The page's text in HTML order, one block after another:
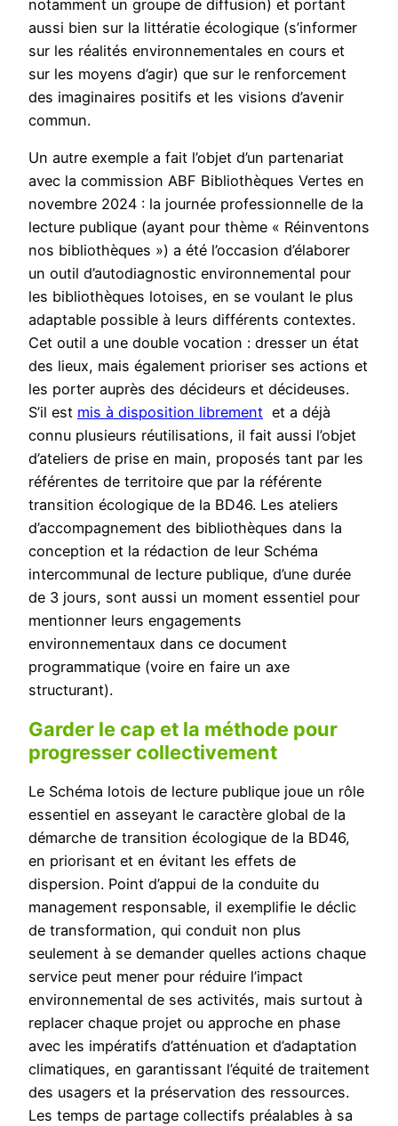
notamment un groupe de diffusion) et portant
aussi bien sur la littératie écologique (s’informer
sur les réalités environnementales en cours et
sur les moyens d’agir) que sur le renforcement
des imaginaires positifs et les visions d’avenir
commun.
Un autre exemple a fait l’objet d’un partenariat
avec la commission ABF Bibliothèques Vertes en
novembre 2024 : la journée professionnelle de la
lecture publique (ayant pour thème « Réinventons
nos bibliothèques ») a été l’occasion d’élaborer
un outil d’autodiagnostic environnemental pour
les bibliothèques lotoises, en se voulant le plus
adaptable possible à leurs différents contextes.
Cet outil a une double vocation : dresser un état
des lieux, mais également prioriser ses actions et
les porter auprès des décideurs et décideuses.
S’il est mis à disposition librement et a déjà
connu plusieurs réutilisations, il fait aussi l’objet
d’ateliers de prise en main, proposés tant par les
référentes de territoire que par la référente
transition écologique de la BD46. Les ateliers
d’accompagnement des bibliothèques dans la
conception et la rédaction de leur Schéma
intercommunal de lecture publique, d’une durée
de 3 jours, sont aussi un moment essentiel pour
mentionner leurs engagements
environnementaux dans ce document
programmatique (voire en faire un axe
structurant).
Garder le cap et la méthode pour
progresser collectivement
Le Schéma lotois de lecture publique joue un rôle
essentiel en asseyant le caractère global de la
démarche de transition écologique de la BD46,
en priorisant et en évitant les effets de
dispersion. Point d’appui de la conduite du
management responsable, il exemplifie le déclic
de transformation, qui conduit non plus
seulement à se demander quelles actions chaque
service peut mener pour réduire l’impact
environnemental de ses activités, mais surtout à
replacer chaque projet ou approche en phase
avec les impératifs d’atténuation et d’adaptation
climatiques, en garantissant l’équité de traitement
des usagers et la préservation des ressources.
Les temps de partage collectifs préalables à sa